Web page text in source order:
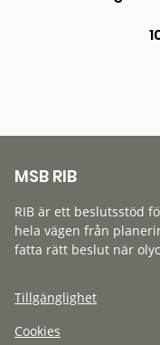
MSB RIB
RIB är ett beslutsstöd
hela vägen från
fatta rätt beslut när
Tillgänglighet
Cookies